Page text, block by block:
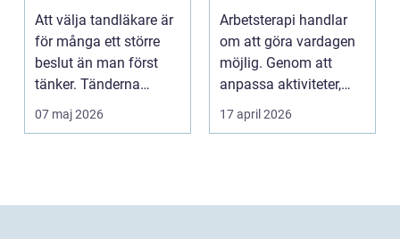
tandvård nära dig
Att välja tandläkare är
för många ett större
beslut än man först
tänker. Tänderna
påverkar hur vi må...
07 maj 2026
arbete
Arbetsterapi handlar
om att göra vardagen
möjlig. Genom att
anpassa aktiviteter,
miljö och hjälpmede...
17 april 2026